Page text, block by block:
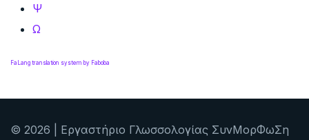
Ψ
Ω
FaLang translation system by Faboba
© 2026 | Εργαστήριο Γλωσσολογίας ΣυνΜορΦωΣη